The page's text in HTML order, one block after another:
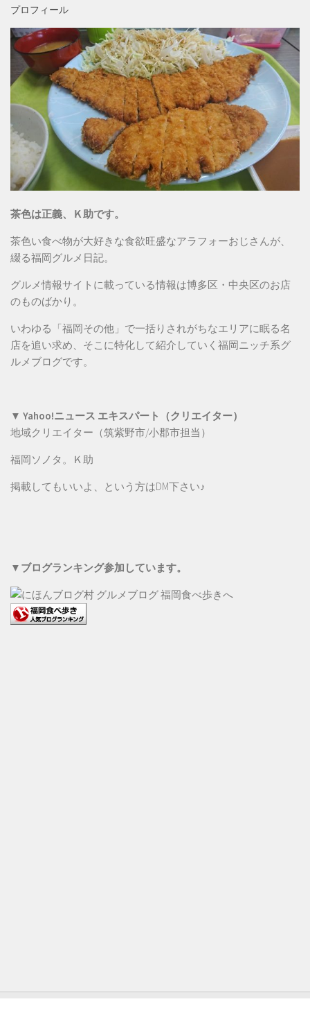
プロフィール
茶色は正義、Ｋ助です。
茶色い食べ物が大好きな食欲旺盛なアラフォーおじさんが、
綴る福岡グルメ日記。
グルメ情報サイトに載っている情報は博多区・中央区のお店
のものばかり。
いわゆる「福岡その他」で一括りされがちなエリアに眠る名
店を追い求め、そこに特化して紹介していく福岡ニッチ系グ
ルメブログです。
▼ Yahoo!ニュース エキスパート（クリエイター）
地域クリエイター（筑紫野市/小郡市担当）
福岡ソノタ。Ｋ助
掲載してもいいよ、という方はDM下さい♪
▼ブログランキング参加しています。